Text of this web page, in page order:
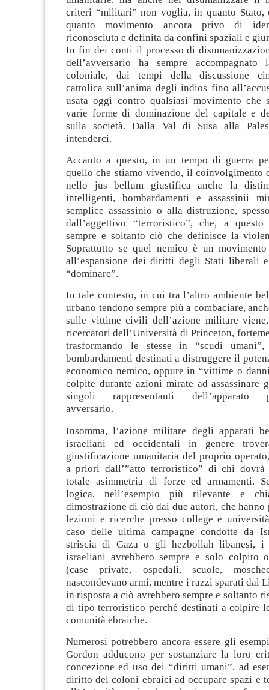
criteri “militari” non voglia, in quanto Stato,
quanto movimento ancora privo di
riconosciuta e definita da confini spaziali e
In fin dei conti il processo di
dell’avversario ha sempre accompagnato
coloniale, dai tempi della discussione
cattolica sull’anima degli indios fino
usata oggi contro qualsiasi movimento che
varie forme di dominazione del capitale e
sulla società. Dalla Val di Susa alla
intenderci.
Accanto a questo, in un tempo di guerra
quello che stiamo vivendo, il coinvolgimento
nello jus bellum giustifica anche la
intelligenti, bombardamenti e assassinii
semplice assassinio o alla distruzione,
dall’aggettivo “terroristico”, che, a
sempre e soltanto ciò che definisce la
Soprattutto se quel nemico è un
all’espansione dei diritti degli Stati liberali
“dominare”.
In tale contesto, in cui tra l’altro ambiente
urbano tendono sempre più a combaciare,
sulle vittime civili dell’azione militare
ricercatori dell’Università di Princeton,
trasformando le stesse in “scudi
bombardamenti destinati a distruggere il
economico nemico, oppure in “vittime o
colpite durante azioni mirate ad assassinare
singoli rappresentanti dell’apparato
avversario.
Insomma, l’azione militare degli apparati
israeliani ed occidentali in genere
giustificazione umanitaria del proprio
a priori dall’”atto terroristico” di chi dovrà
totale asimmetria di forze ed armamenti.
logica, nell’esempio più rilevante e
dimostrazione di ciò dai due autori, che hanno
lezioni e ricerche presso college e
caso delle ultima campagne condotte da
striscia di Gaza o gli hezbollah libanesi, i
israeliani avrebbero sempre e solo colpito
(case private, ospedali, scuole,
nascondevano armi, mentre i razzi sparati dal
in risposta a ciò avrebbero sempre e soltanto
di tipo terroristico perché destinati a colpire
comunità ebraiche.
Numerosi potrebbero ancora essere gli
Gordon adducono per sostanziare la loro
concezione ed uso dei “diritti umani”, ad
diritto dei coloni ebraici ad occupare spazi e